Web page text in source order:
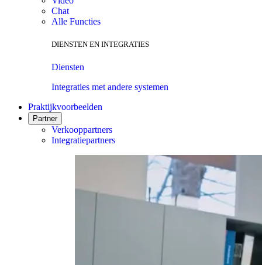
Chat
Alle Functies
DIENSTEN EN INTEGRATIES
Diensten
Integraties met andere systemen
Praktijkvoorbeelden
Partner
Verkooppartners
Integratiepartners